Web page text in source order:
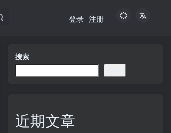
登录 注册
搜索
近期文章